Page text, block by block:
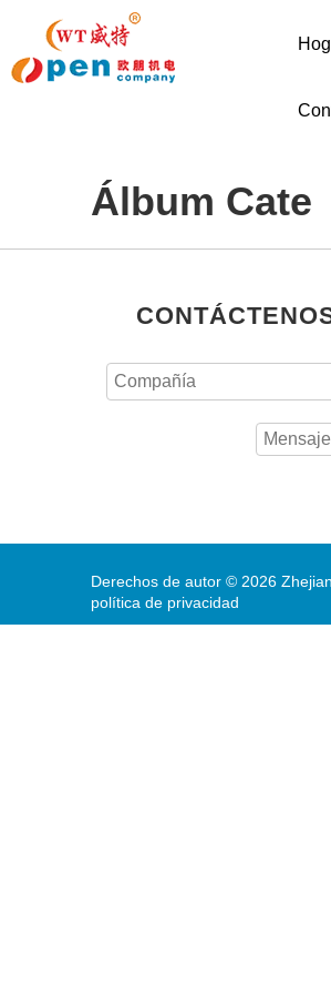
Álbum Cate
Derechos de autor © 2026
política de privacidad